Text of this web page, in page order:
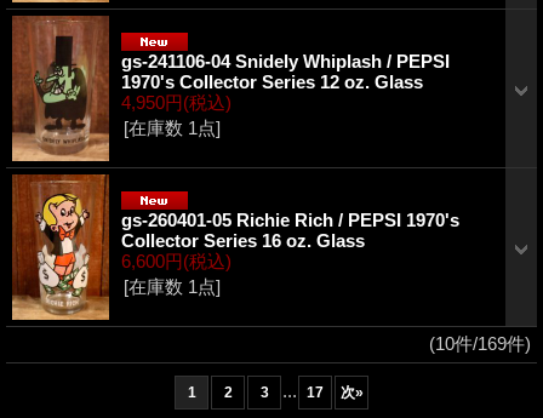
gs-241106-04 Snidely Whiplash / PEPSI
1970's Collector Series 12 oz. Glass
4,950円(税込)
[在庫数 1点]
gs-260401-05 Richie Rich / PEPSI 1970's
Collector Series 16 oz. Glass
6,600円(税込)
[在庫数 1点]
(10件/169件)
1 2 3 ... 17 次»